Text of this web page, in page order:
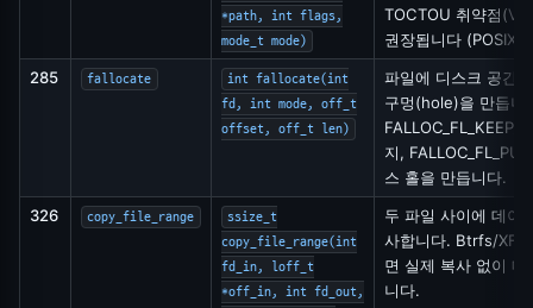
*path, int flags,
mode_t mode)
TOCTOU 취약점
권장됩니다
285
fallocate
int fallocate(int
fd, int mode, off_t
offset, off_t len)
파일에 디스크 공간
구멍(hole)을 만듭니
지,
스 홀을 만듭니다.
326
copy_file_range
ssize_t
copy_file_range(int
fd_in, loff_t
*off_in, int fd_out,
두 파일 사이에 데이
사합니다. Btrfs/
면 실제 복사 없이 메
니다.